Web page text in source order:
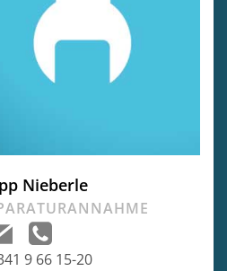
Nieberle
9 66 15-20